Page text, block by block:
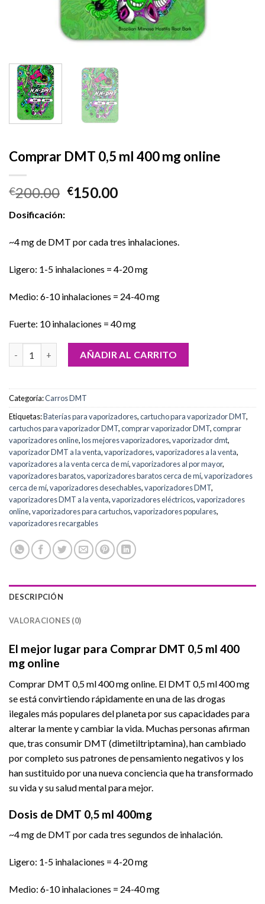
Comprar DMT 0,5 ml 400 mg online
€200.00 El
era:
€200.00.
€150.00El
es:
€150.00.
Dosificación:
~4 mg de DMT por cada tres inhalaciones.
Ligero: 1-5 inhalaciones = 4-20 mg
Medio: 6-10 inhalaciones = 24-40 mg
Fuerte: 10 inhalaciones = 40 mg
Comprar DMT 0,5 ml 400 mg online cantidad
AÑADIR AL CARRITO
Categoría:Carros DMT
Etiquetas:Baterías para vaporizadores,cartucho para vaporizador DMT,
cartuchos para vaporizador DMT,comprar vaporizador DMT,comprar
vaporizadores online,los mejores vaporizadores,vaporizador dmt,
vaporizador DMT a la venta,vaporizadores,vaporizadores a la venta,
vaporizadores a la venta cerca de mí,vaporizadores al por mayor,
vaporizadores baratos,vaporizadores baratos cerca de mí,vaporizadores
cerca de mí,vaporizadores desechables,vaporizadores DMT,
vaporizadores DMT a la venta,vaporizadores eléctricos,vaporizadores
online,vaporizadores para cartuchos,vaporizadores populares,
vaporizadores recargables
DESCRIPCIÓN
VALORACIONES (0)
El mejor lugar para Comprar DMT 0,5 ml 400
mg online
Comprar DMT 0,5 ml 400 mg online. El DMT 0,5 ml 400 mg
se está convirtiendo rápidamente en una de las drogas
ilegales más populares del planeta por sus capacidades para
alterar la mente y cambiar la vida. Muchas personas afirman
que, tras consumir DMT (dimetiltriptamina), han cambiado
por completo sus patrones de pensamiento negativos y los
han sustituido por una nueva conciencia que ha transformado
su vida y su salud mental para mejor.
Dosis de DMT 0,5 ml 400mg
~4 mg de DMT por cada tres segundos de inhalación.
Ligero: 1-5 inhalaciones = 4-20 mg
Medio: 6-10 inhalaciones = 24-40 mg